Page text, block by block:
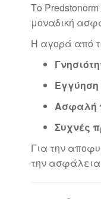
Το
μοναδική
Η αγορά από
Εγγύηση
Ασφαλή
Συχνές
Για την
την ασφάλεια